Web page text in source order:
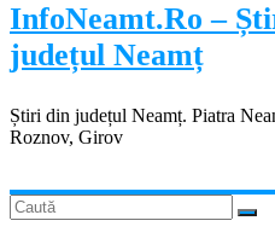
InfoNeamt.Ro –
județul Neamț
Știri din județul Neamț. Piatra
Roznov, Girov